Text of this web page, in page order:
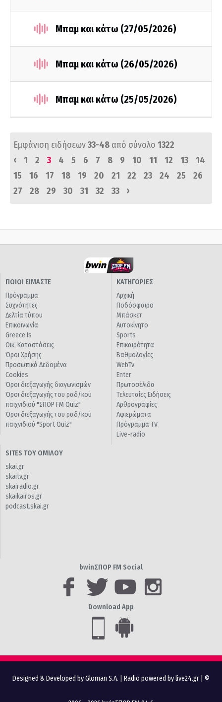
Μπαμ και κάτω (27/05/2026)
Μπαμ και κάτω (26/05/2026)
Μπαμ και κάτω (25/05/2026)
Εμφάνιση ειδήσεων33-48 από σύνολο 1322
‹
1 2 3 4 5 6 7 8 9 10 11 12 13
14
15
16 17 18 19 20 21 22 23 24 25
26
27
28 29 30 31 32 33 ›
ΠΟΙΟΙ ΕΙΜΑΣΤΕ
Πρόγραμμα
Συχνότητες
Δελτία τύπου
Επικοινωνία
Greece Is
Οικ. Καταστάσεις
Όροι Χρήσης
Προσωπικά Δεδομένα
Cookies
Όροι διεξαγωγής διαγωνισμών
Όροι διεξαγωγής του ραδ/κού
παιχνιδιού "ΣΠΟΡ FM Quiz"
Όροι διεξαγωγής του ραδ/κού
παιχνιδιού "Sport Quiz"
ΚΑΤΗΓΟΡΙΕΣ
Αρχική
Ποδόσφαιρο
Μπάσκετ
Αυτοκίνητο
Sports
Επικαιρότητα
Βαθμολογίες
WebTv
Enter
Πρωτοσέλιδα
Τελευταίες Ειδήσεις
Αρθρογραφίες
Αφιερώματα
Πρόγραμμα TV
Live-radio
SITES ΤΟΥ ΟΜΙΛΟΥ
skai.gr
skaitv.gr
skairadio.gr
skaikairos.gr
podcast.skai.gr
bwinΣΠΟΡ FM Social
Download App
Designed & Developed by Gloman S.A. Radio powered by live24.gr | ©